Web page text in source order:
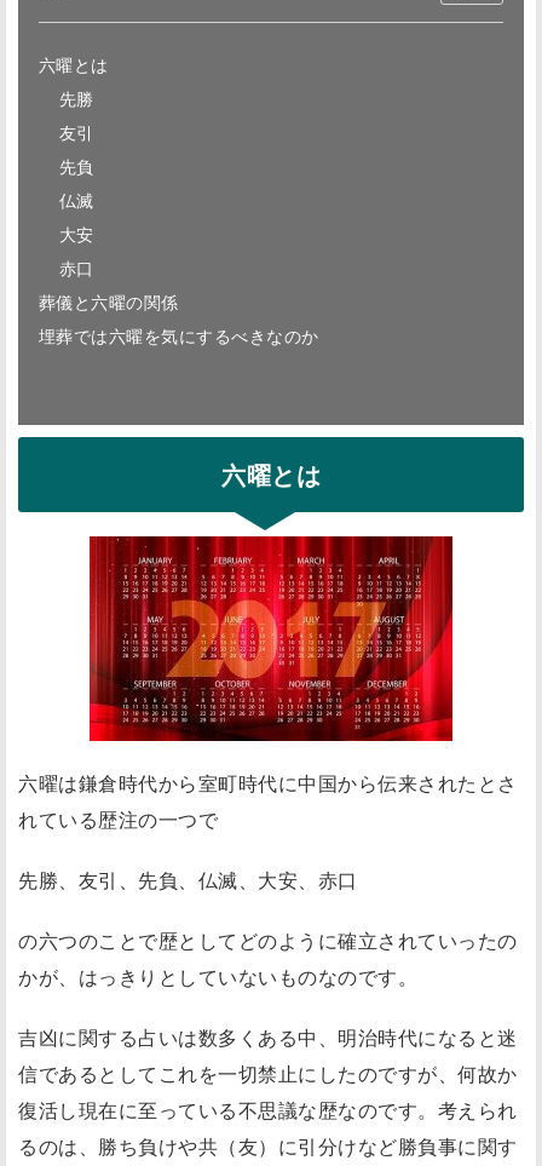
六曜とは
先勝
友引
先負
仏滅
大安
赤口
葬儀と六曜の関係
埋葬では六曜を気にするべきなのか
六曜とは
六曜は鎌倉時代から室町時代に中国から伝来されたとさ
れている歴注の一つで
先勝、友引、先負、仏滅、大安、赤口
の六つのことで歴としてどのように確立されていったの
かが、はっきりとしていないものなのです。
吉凶に関する占いは数多くある中、明治時代になると迷
信であるとしてこれを一切禁止にしたのですが、何故か
復活し現在に至っている不思議な歴なのです。考えられ
るのは、勝ち負けや共（友）に引分けなど勝負事に関す